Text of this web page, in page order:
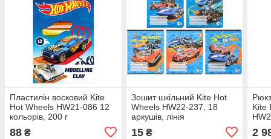
Пластилін восковий Kite
Hot Wheels HW21-086 12
кольорів, 200 г
88 ₴
Зошит шкільний Kite Hot
Wheels HW22-237, 18
аркушів, лінія
15₴
Kite
2